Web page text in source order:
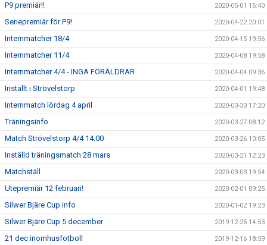
P9 premiär!! 2020-05-01 15:40
Seriepremiär för P9! 2020-04-22 20:01
Internmatcher 18/4 2020-04-15 19:56
Internmatcher 11/4 2020-04-08 19:58
Internmatcher 4/4 - INGA FÖRÄLDRAR 2020-04-04 09:36
Inställt i Strövelstorp 2020-04-01 19:48
Internmatch lördag 4 april 2020-03-30 17:20
Träningsinfo 2020-03-27 08:12
Match Strövelstorp 4/4 14.00 2020-03-26 10:05
Inställd träningsmatch 28 mars 2020-03-21 12:23
Matchställ 2020-03-03 19:54
Utepremiär 12 februari! 2020-02-01 09:25
Silwer Bjäre Cup info 2020-01-02 19:23
Silwer Bjäre Cup 5 december 2019-12-25 14:53
21 dec inomhusfotboll 2019-12-16 18:59